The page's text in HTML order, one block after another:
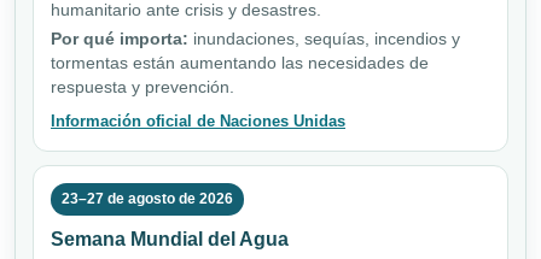
humanitario ante crisis y desastres.
Por qué importa: inundaciones, sequías, incendios y
tormentas están aumentando las necesidades de
respuesta y prevención.
Información oficial de Naciones Unidas
23–27 de agosto de 2026
Semana Mundial del Agua